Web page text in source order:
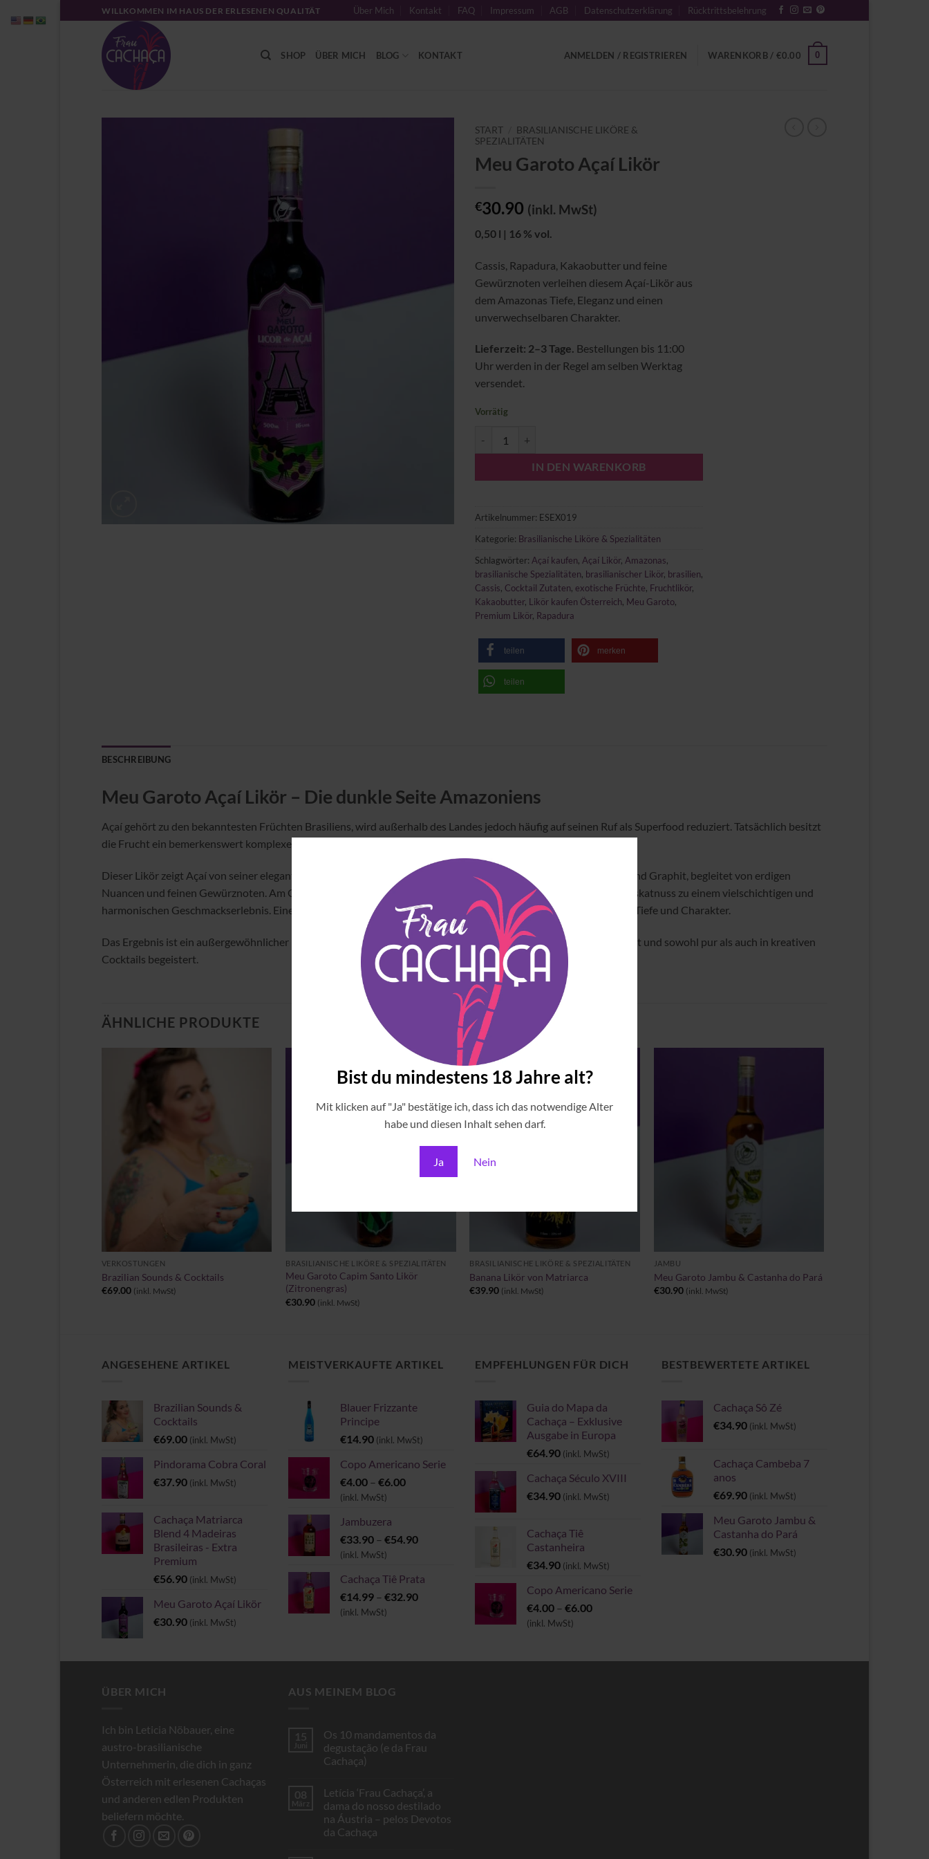
Bist du mindestens 18 Jahre alt?
Mit klicken auf "Ja" bestätige ich, dass ich das notwendige Alter
habe und diesen Inhalt sehen darf.
Ja Nein
Inhalt
WILLKOMMEN IM HAUS DER ERLESENEN QUALITÄT Über Mich Kontakt FAQ Impressum AGB Datenschutzerklärung Rücktrittsbelehrung
SHOP ÜBER MICH BLOG KONTAKT ANMELDEN / REGISTRIEREN WARENKORB / €0.00 0
START
BRASILIANISCHE LIKÖRE &
SPEZIALITÄTEN
Meu Garoto Açaí Likör
€30.90 (inkl. MwSt)
0,50 l | 16 % vol.
Cassis, Rapadura, Kakaobutter und feine
Gewürznoten verleihen diesem Açaí-Likör aus
dem Amazonas Tiefe, Eleganz und einen
unverwechselbaren Charakter.
Lieferzeit: 2–3 Tage. Bestellungen bis 11:00
Uhr werden in der Regel am selben Werktag
versendet.
Vorrätig
IN DEN WARENKORB
Artikelnummer: ESEX019
Kategorie: Brasilianische Liköre & Spezialitäten
Schlagwörter: Açaí kaufen, Açaí Likör, Amazonas,
brasilianische Spezialitäten, brasilianischer Likör, brasilien,
Cassis, Cocktail Zutaten, exotische Früchte, Fruchtlikör,
Kakaobutter, Likör kaufen Österreich, Meu Garoto,
Premium Likör, Rapadura
teilen merken
teilen
BESCHREIBUNG
Meu Garoto Açaí Likör – Die dunkle Seite Amazoniens
Açaí gehört zu den bekanntesten Früchten Brasiliens, wird außerhalb des Landes jedoch häufig auf seinen Ruf als Superfood reduziert. Tatsächlich besitzt
die Frucht ein bemerkenswert komplexes Aromaprofil, das weit über fruchtige Noten hinausgeht.
Dieser Likör zeigt Açaí von seiner elegantesten Seite. In der Nase entfalten sich Anklänge von Cassis, Roter Bete und Graphit, begleitet von erdigen
Nuancen und feinen Gewürznoten. Am Gaumen verbinden sich Rapadura, kandierter Apfel, Kakaobutter und Muskatnuss zu einem vielschichtigen und
harmonischen Geschmackserlebnis. Eine dezente Pungenz und ein feiner medizinischer Ton verleihen zusätzliche Tiefe und Charakter.
Das Ergebnis ist ein außergewöhnlicher Likör, der die aromatische Vielfalt Amazoniens eindrucksvoll widerspiegelt und sowohl pur als auch in kreativen
Cocktails begeistert.
ÄHNLICHE PRODUKTE
VERKOSTUNGEN
Brazilian Sounds & Cocktails
€69.00 (inkl. MwSt)
Zu
hinzufügen
BRASILIANISCHE LIKÖRE & SPEZIALITÄTEN
Meu Garoto Capim Santo Likör
(Zitronengras)
€30.90 (inkl. MwSt)
hinzufügen
BRASILIANISCHE LIKÖRE & SPEZIALITÄTEN
Banana Likör von Matriarca
€39.90 (inkl. MwSt)
JAMBU
Meu Garoto Jambu & Castanha do Pará
€30.90 (inkl. MwSt)
ANGESEHENE ARTIKEL
Brazilian Sounds &
Cocktails
€69.00 (inkl. MwSt)
Pindorama Cobra Coral
€37.90 (inkl. MwSt)
Cachaça Matriarca
Blend 4 Madeiras
Brasileiras - Extra
Premium
€56.90 (inkl. MwSt)
Meu Garoto Açaí Likör
€30.90 (inkl. MwSt)
MEISTVERKAUFTE ARTIKEL
Blauer Frizzante
Principe
€14.90 (inkl. MwSt)
Copo Americano Serie
€4.00 – €6.00Preisspanne:
(inkl. MwSt)
Jambuzera
€33.90 – €54.90Preisspanne:
€54.90
(inkl. MwSt)
Cachaça Tiê Prata
€14.99 – €32.90Preisspanne:
(inkl. MwSt)
EMPFEHLUNGEN FÜR DICH
Guia do Mapa da
Cachaça – Exklusive
Ausgabe in Europa
€64.90 (inkl. MwSt)
Cachaça Século XVIII
€34.90 (inkl. MwSt)
Cachaça Tiê
Castanheira
€34.90 (inkl. MwSt)
Copo Americano Serie
€4.00 – €6.00Preisspanne:
(inkl. MwSt)
BESTBEWERTETE ARTIKEL
Cachaça Sô Zé
€34.90 (inkl. MwSt)
Cachaça Cambeba 7
anos
€69.90 (inkl. MwSt)
Meu Garoto Jambu &
Castanha do Pará
€30.90 (inkl. MwSt)
ÜBER MICH
Ich bin Leticia Nöbauer, eine
austro-brasilianische
Unternehmerin, die dich in ganz
Österreich mit erlesenen Cachaças
und anderen edlen Produkten
beliefern möchte.
AUS MEINEM BLOG
15
Juni
Os 10 mandamentos da
degustação (e da Frau
Cachaça)
zu
10
mandamentos
degustação
08
März
Letícia ‘Frau Cachaça’, a
dama do nosso destilado
na Áustria – pelos Devotos
da Cachaça